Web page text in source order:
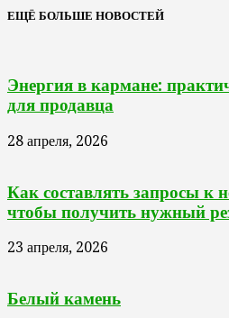
ЕЩЁ БОЛЬШЕ НОВОСТЕЙ
Энергия в кармане:
для продавца
28 апреля, 2026
Как составлять запросы к
чтобы получить нужный
23 апреля, 2026
Белый камень